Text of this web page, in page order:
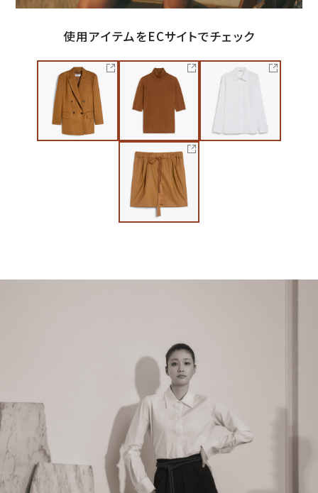
使用アイテムをECサイトでチェック